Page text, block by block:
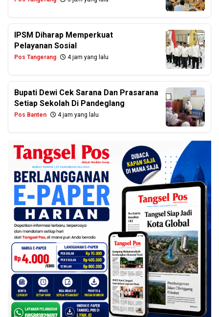
IPSM Diharap Memperkuat
Pelayanan Sosial
Pos Tangerang 4 jam yang lalu
Bupati Dewi Cek Sarana Dan Prasarana
Setiap Sekolah Di Pandeglang
Pos Banten 4 jam yang lalu